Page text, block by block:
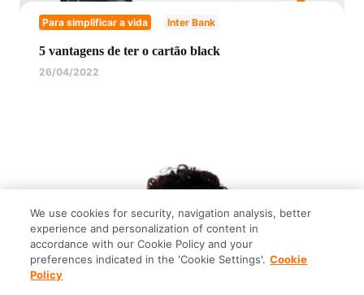
Para simplificar a vida Inter Bank
5 vantagens de ter o cartão black
26/04/2022
We use cookies for security, navigation analysis, better
experience and personalization of content in
accordance with our Cookie Policy and your
preferences indicated in the 'Cookie Settings'. Cookie
Policy